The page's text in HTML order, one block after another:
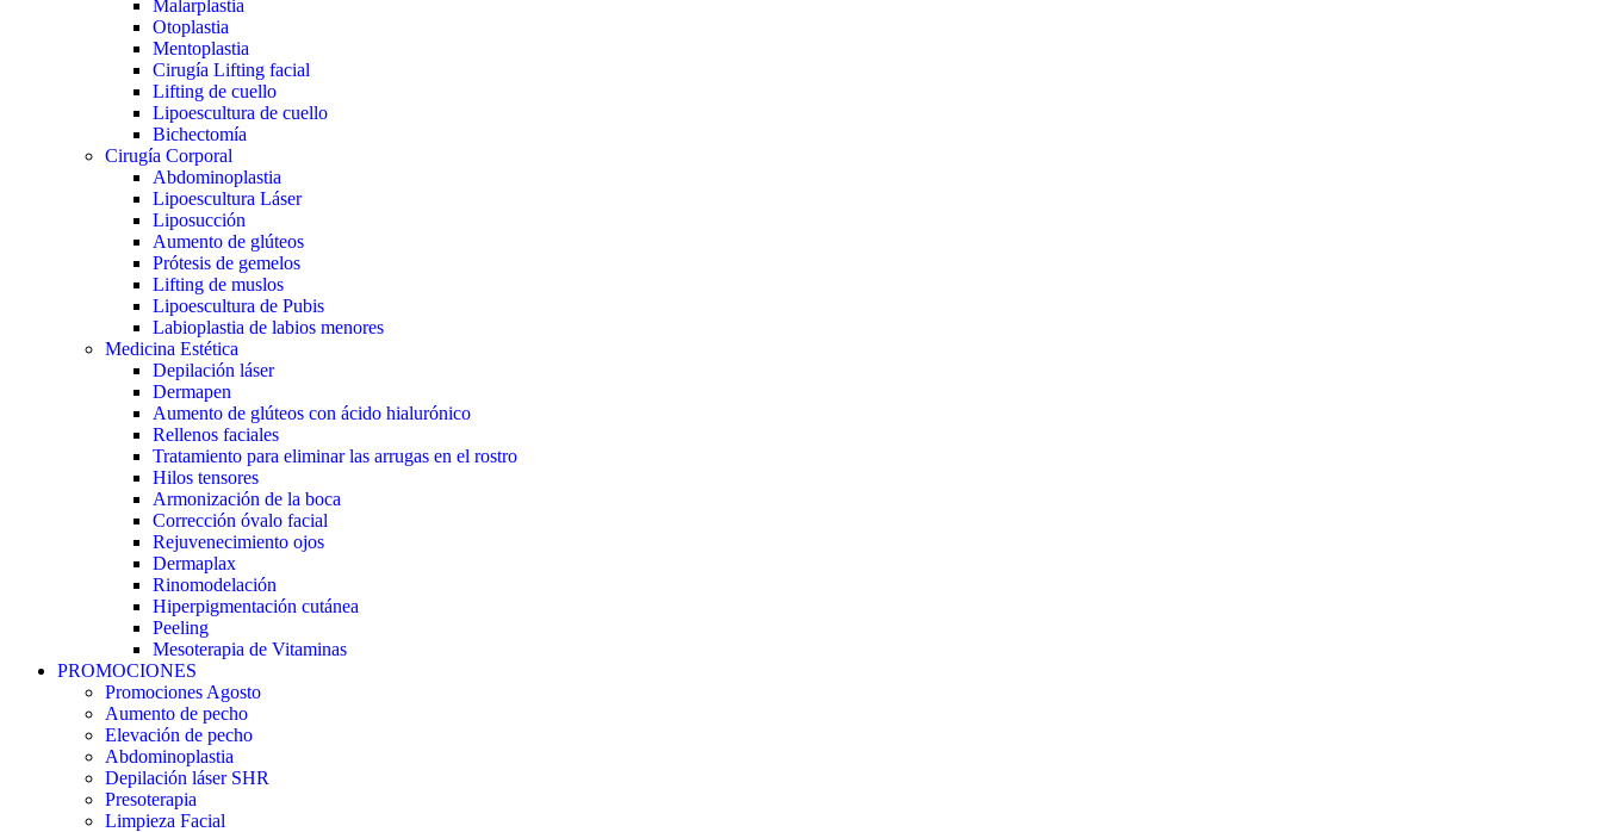
Malarplastia
Otoplastia
Mentoplastia
Cirugía Lifting facial
Lifting de cuello
Lipoescultura de cuello
Bichectomía
Cirugía Corporal
Abdominoplastia
Lipoescultura Láser
Liposucción
Aumento de glúteos
Prótesis de gemelos
Lifting de muslos
Lipoescultura de Pubis
Labioplastia de labios menores
Medicina Estética
Depilación láser
Dermapen
Aumento de glúteos con ácido hialurónico
Rellenos faciales
Tratamiento para eliminar las arrugas en el rostro
Hilos tensores
Armonización de la boca
Corrección óvalo facial
Rejuvenecimiento ojos
Dermaplax
Rinomodelación
Hiperpigmentación cutánea
Peeling
Mesoterapia de Vitaminas
PROMOCIONES
Promociones Agosto
Aumento de pecho
Elevación de pecho
Abdominoplastia
Depilación láser SHR
Presoterapia
Limpieza Facial